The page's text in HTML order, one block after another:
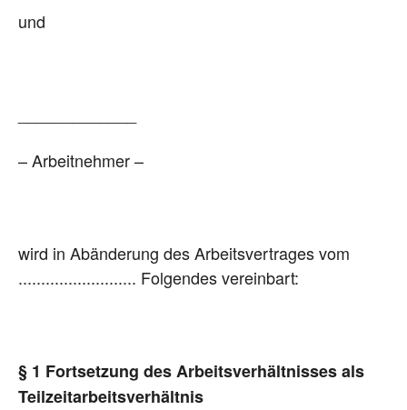
und
– Arbeitnehmer –
wird in Abänderung des Arbeitsvertrages vom
.......................... Folgendes vereinbart:
§ 1 Fortsetzung des Arbeitsverhältnisses als
Teilzeitarbeitsverhältnis